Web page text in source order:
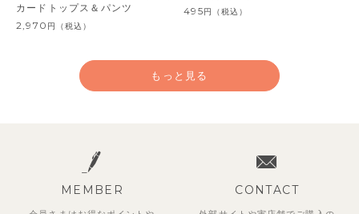
カードトップス＆パンツ
2,970 円 （税込）
495円 （税込）
もっと見る
MEMBER CONTACT